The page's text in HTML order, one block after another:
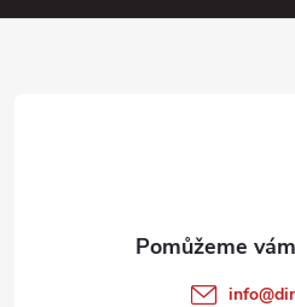
a
info@